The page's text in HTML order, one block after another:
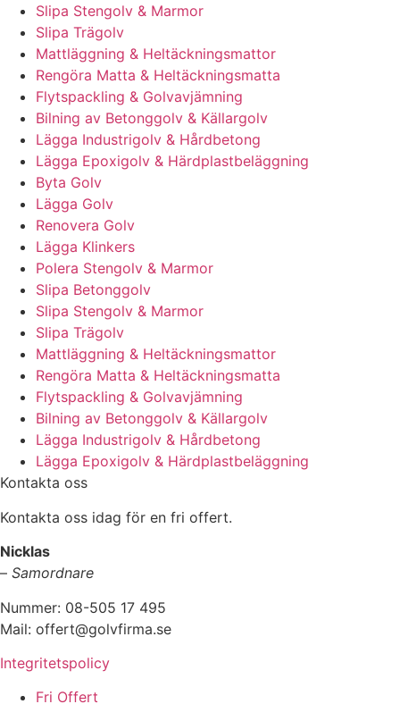
Slipa Stengolv & Marmor
Slipa Trägolv
Mattläggning & Heltäckningsmattor
Rengöra Matta & Heltäckningsmatta
Flytspackling & Golvavjämning
Bilning av Betonggolv & Källargolv
Lägga Industrigolv & Hårdbetong
Lägga Epoxigolv & Härdplastbeläggning
Byta Golv
Lägga Golv
Renovera Golv
Lägga Klinkers
Polera Stengolv & Marmor
Slipa Betonggolv
Slipa Stengolv & Marmor
Slipa Trägolv
Mattläggning & Heltäckningsmattor
Rengöra Matta & Heltäckningsmatta
Flytspackling & Golvavjämning
Bilning av Betonggolv & Källargolv
Lägga Industrigolv & Hårdbetong
Lägga Epoxigolv & Härdplastbeläggning
Kontakta oss
Kontakta oss idag för en fri offert.
Nicklas
– Samordnare
Nummer: 08-505 17 495
Mail: offert@golvfirma.se
Integritetspolicy
Fri Offert